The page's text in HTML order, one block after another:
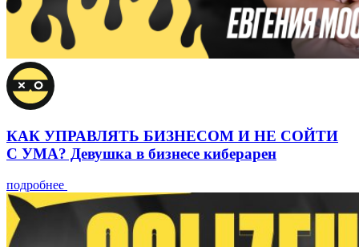
КАК УПРАВЛЯТЬ БИЗНЕСОМ И НЕ СОЙТИ
С УМА? Девушка в бизнесе киберарен
подробнее